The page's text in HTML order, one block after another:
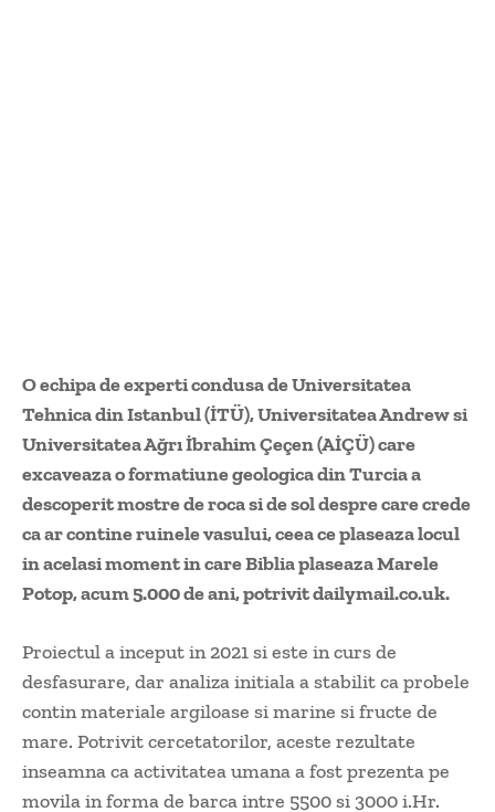
O echipa de experti condusa de Universitatea
Tehnica din Istanbul (İTÜ), Universitatea Andrew si
Universitatea Ağrı İbrahim Çeçen (AİÇÜ) care
excaveaza o formatiune geologica din Turcia a
descoperit mostre de roca si de sol despre care crede
ca ar contine ruinele vasului, ceea ce plaseaza locul
in acelasi moment in care Biblia plaseaza Marele
Potop, acum 5.000 de ani, potrivit dailymail.co.uk.
Proiectul a inceput in 2021 si este in curs de
desfasurare, dar analiza initiala a stabilit ca probele
contin materiale argiloase si marine si fructe de
mare. Potrivit cercetatorilor, aceste rezultate
inseamna ca activitatea umana a fost prezenta pe
movila in forma de barca intre 5500 si 3000 i.Hr.